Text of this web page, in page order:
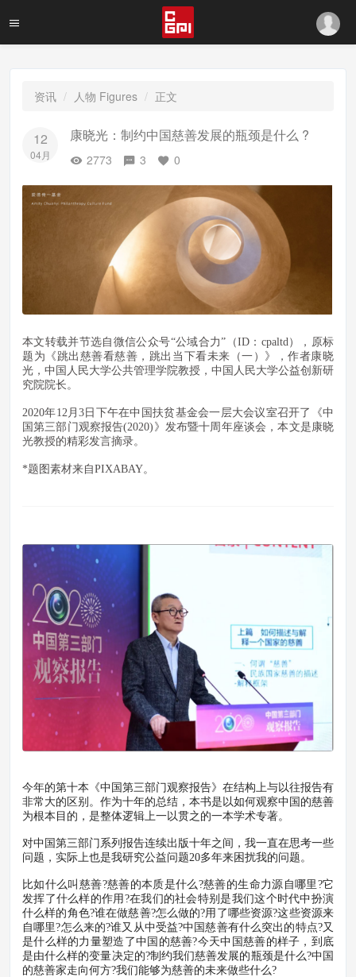
资讯 人物 Figures 正文
12
04月
康晓光：制约中国慈善发展的瓶颈是什么 ?
2773 3 0
本文转载并节选自微信公众号“公域合力” （ID： cpaltd ），原标
题为《跳出慈善看慈善，跳出当下看未来（一）》，作者康晓
光，中国人民大学公共管理学院教授，中国人民大学公益创新研
究院院长。
2020年12 月3 日下午在中国扶贫基金会一层大会议室召开了《中
国第三部门观察报告(2020) 》发布暨十周年座谈会，本文是康晓
光教授的精彩发言摘录。
*题图素材来自PIXABAY。
今年的第十本《中国第三部门观察报告》在结构上与以往报告有
非常大的区别。作为十年的总结，本书是以如何观察中国的慈善
为根本目的，是整体逻辑上一以贯之的一本学术专著。
对中国第三部门系列报告连续出版十年之间，我一直在思考一些
问题，实际上也是我研究公益问题20多年来困扰我的问题。
比如什么叫慈善?慈善的本质是什么?慈善的生命力源自哪里?它
发挥了什么样的作用?在我们的社会特别是我们这个时代中扮演
什么样的角色?谁在做慈善?怎么做的?用了哪些资源?这些资源来
自哪里?怎么来的?谁又从中受益?中国慈善有什么突出的特点?又
是什么样的力量塑造了中国的慈善?今天中国慈善的样子，到底
是由什么样的变量决定的?制约我们慈善发展的瓶颈是什么?中国
的慈善家走向何方?我们能够为慈善的未来做些什么?